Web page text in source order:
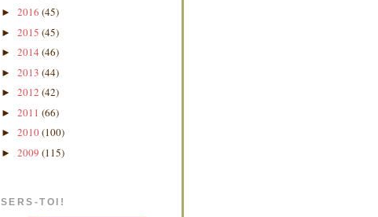
► 2016 (45)
► 2015 (45)
► 2014 (46)
► 2013 (44)
► 2012 (42)
► 2011 (66)
► 2010(100)
► 2009 (115)
SERS-TOI!